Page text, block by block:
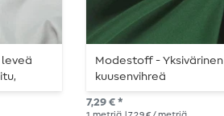
leveä
Modestoff - Yksivärinen
kuusenvihreä
7,29 € *